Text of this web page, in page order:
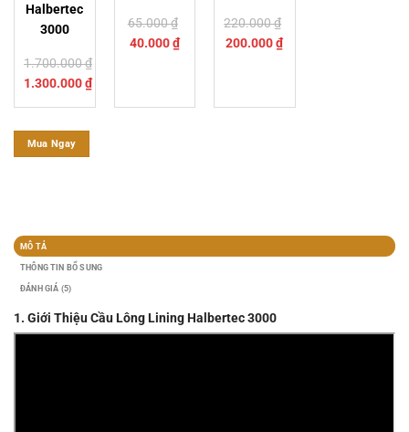
Halbertec
3000
1.700.000₫
1.300.000₫
65.000₫
gốc
40.000₫Giá
220.000₫
Giá
200.000₫Giá
Mua Ngay
MÔ TẢ
THÔNG TIN BỔ SUNG
ĐÁNH GIÁ (5)
1. Giới Thiệu Cầu Lông Lining Halbertec 3000